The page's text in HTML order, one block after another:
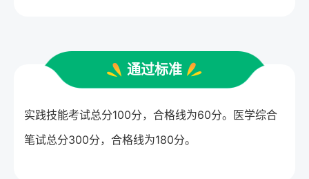
通过标准
实践技能考试总分100分，合格线为60分。医学综合
笔试总分300分，合格线为180分。